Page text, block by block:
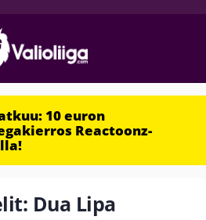
10 euron
Reactoonz-
Dua Lipa